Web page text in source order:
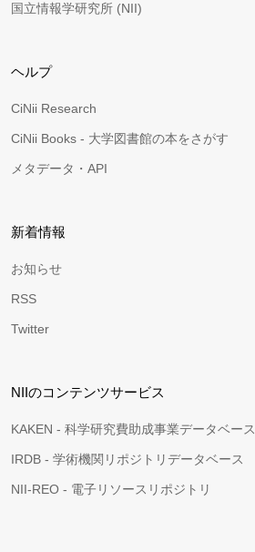
国立情報学研究所 (NII)
ヘルプ
CiNii Research
CiNii Books - 大学図書館の本をさがす
メタデータ・API
新着情報
お知らせ
RSS
Twitter
NIIのコンテンツサービス
KAKEN - 科学研究費助成事業データベース
IRDB - 学術機関リポジトリデータベース
NII-REO - 電子リソースリポジトリ